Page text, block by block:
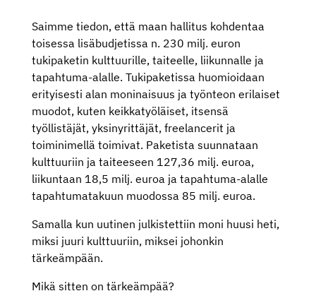
Saimme tiedon, että maan hallitus kohdentaa
toisessa lisäbudjetissa n. 230 milj. euron
tukipaketin kulttuurille, taiteelle, liikunnalle ja
tapahtuma-alalle. Tukipaketissa huomioidaan
erityisesti alan moninaisuus ja työnteon erilaiset
muodot, kuten keikkatyöläiset, itsensä
työllistäjät, yksinyrittäjät, freelancerit ja
toiminimellä toimivat. Paketista suunnataan
kulttuuriin ja taiteeseen 127,36 milj. euroa,
liikuntaan 18,5 milj. euroa ja tapahtuma-alalle
tapahtumatakuun muodossa 85 milj. euroa.
Samalla kun uutinen julkistettiin moni huusi heti,
miksi juuri kulttuuriin, miksei johonkin
tärkeämpään.
Mikä sitten on tärkeämpää?